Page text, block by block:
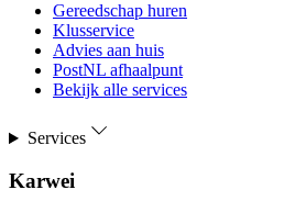
Gereedschap huren
Klusservice
Advies aan huis
PostNL afhaalpunt
Bekijk alle services
Services
Karwei